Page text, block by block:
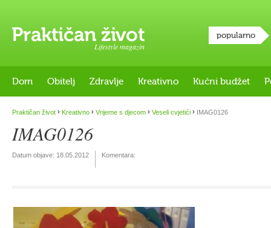
Lifestyle magazin
popularno
Dom Obitelj Zdravlje Kreativno Kućni budžet
Praktičan život › Kreativno › Vrijeme s djecom › Veseli cvjetići › IMAG0126
IMAG0126
Datum objave: 18.05.2012 Komentara: